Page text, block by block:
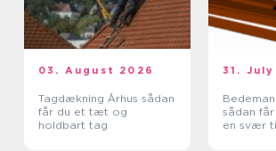
03. August 2026
Tagdækning Århus sådan
får du et tæt og
holdbart tag
31.
sådan
en svær